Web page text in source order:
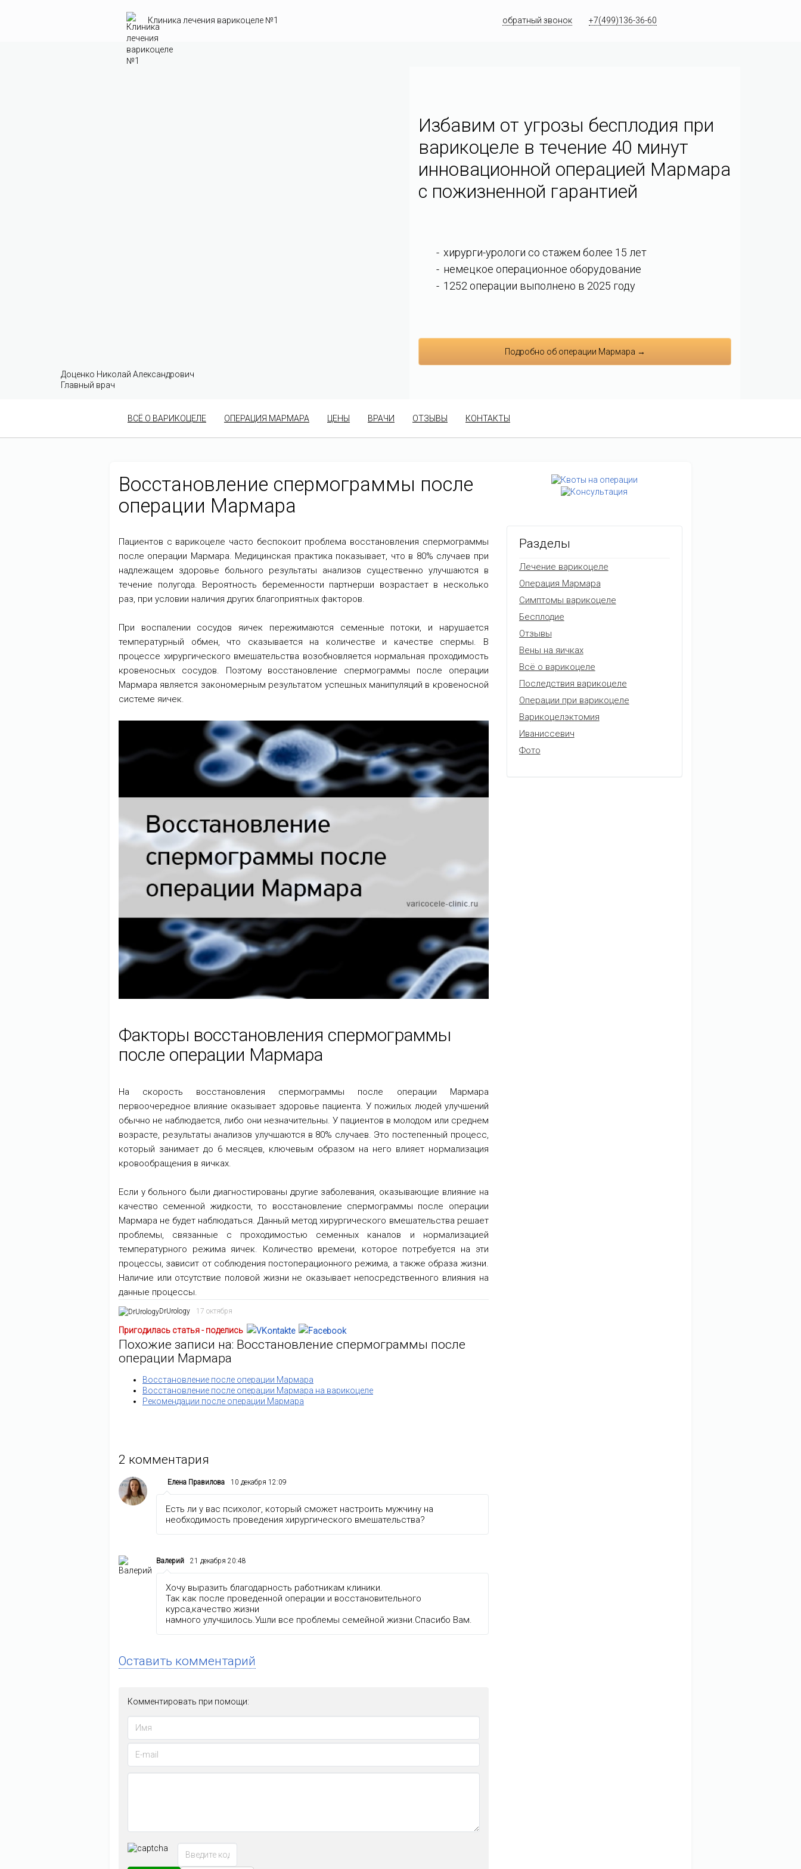
Клиника лечения варикоцеле №1 обратный звонок +7(499)136-36-60
Избавим от угрозы бесплодия при
варикоцеле в течение 40 минут
инновационной операцией Мармара
c пожизненной гарантией
хирурги-урологи со стажем более 15 лет
немецкое операционное оборудование
1252 операции выполнено в 2025 году
Подробно об операции Мармара →
Доценко Николай Александрович
Главный врач
ВСЁ О ВАРИКОЦЕЛЕ ОПЕРАЦИЯ МАРМАРА ЦЕНЫ ВРАЧИ ОТЗЫВЫ КОНТАКТЫ
Восстановление спермограммы после
операции Мармара
Пациентов с варикоцеле часто беспокоит проблема восстановления спермограммы
после операции Мармара. Медицинская практика показывает, что в 80% случаев при
надлежащем здоровье больного результаты анализов существенно улучшаются в
течение полугода. Вероятность беременности партнерши возрастает в несколько
раз, при условии наличия других благоприятных факторов.
При воспалении сосудов яичек пережимаются семенные потоки, и нарушается
температурный обмен, что сказывается на количестве и качестве спермы. В
процессе хирургического вмешательства возобновляется нормальная проходимость
кровеносных сосудов. Поэтому восстановление спермограммы после операции
Мармара является закономерным результатом успешных манипуляций в кровеносной
системе яичек.
Факторы восстановления спермограммы
после операции Мармара
На скорость восстановления спермограммы после операции Мармара
первоочередное влияние оказывает здоровье пациента. У пожилых людей улучшений
обычно не наблюдается, либо они незначительны. У пациентов в молодом или среднем
возрасте, результаты анализов улучшаются в 80% случаев. Это постепенный процесс,
который занимает до 6 месяцев, ключевым образом на него влияет нормализация
кровообращения в яичках.
Если у больного были диагностированы другие заболевания, оказывающие влияние на
качество семенной жидкости, то восстановление спермограммы после операции
Мармара не будет наблюдаться. Данный метод хирургического вмешательства решает
проблемы, связанные с проходимостью семенных каналов и нормализацией
температурного режима яичек. Количество времени, которое потребуется на эти
процессы, зависит от соблюдения постоперационного режима, а также образа жизни.
Наличие или отсутствие половой жизни не оказывает непосредственного влияния на
данные процессы.
DrUrology 17 октября
Пригодилась статья - поделись
Похожие записи на: Восстановление спермограммы после
операции Мармара
Восстановление после операции Мармара
Восстановление после операции Мармара на варикоцеле
Рекомендации после операции Мармара
2 комментария
Елена Правилова 10 декабря 12:09
Есть ли у вас психолог, который сможет настроить мужчину на
необходимость проведения хирургического вмешательства?
Валерий 21 декабря 20:48
Хочу выразить благодарность работникам клиники.
Так как после проведенной операции и восстановительного
курса,качество жизни
намного улучшилось.Ушли все проблемы семейной жизни.Спасибо Вам.
Оставить комментарий
Комментировать при помощи:
Разделы
Лечение варикоцеле
Операция Мармара
Симптомы варикоцеле
Бесплодие
Отзывы
Вены на яичках
Всё о варикоцеле
Последствия варикоцеле
Операции при варикоцеле
Варикоцелэктомия
Иваниссевич
Фото